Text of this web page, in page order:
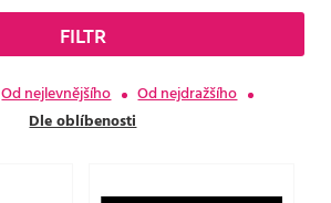
FILTR
Od nejlevnějšího
Od nejdražšího
Dle oblíbenosti